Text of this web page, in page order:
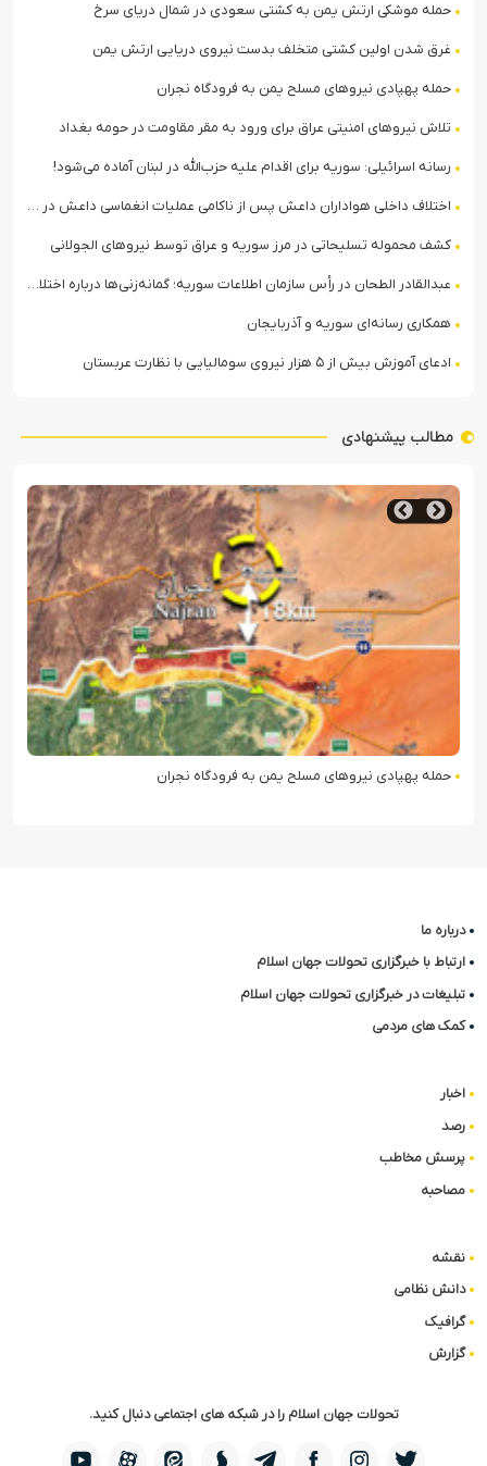
حمله موشکی ارتش یمن به کشتی سعودی در شمال دریای سرخ
غرق شدن اولین کشتی متخلف بدست نیروی دریایی ارتش یمن
حمله پهپادی نیروهای مسلح یمن به فرودگاه نجران
تلاش نیروهای امنیتی عراق برای ورود به مقر مقاومت در حومه بغداد
رسانه اسرائیلی: سوریه برای اقدام علیه حزب‌الله در لبنان آماده می‌شود!
اختلاف داخلی هواداران داعش پس از ناکامی عملیات انغماسی داعش در رقه
کشف محموله تسلیحاتی در مرز سوریه و عراق توسط نیروهای الجولانی
عبدالقادر الطحان در رأس سازمان اطلاعات سوریه؛ گمانه‌زنی‌ها درباره اختلافات در ساختار امنیتی
همکاری رسانه‌ای سوریه و آذربایجان
ادعای آموزش بیش از ۵ هزار نیروی سومالیایی با نظارت عربستان
مطالب پیشنهادی
حمله پهپادی نیروهای مسلح یمن به فرودگاه نجران
درباره ما
ارتباط با خبرگزاری تحولات جهان اسلام
تبلیغات در خبرگزاری تحولات جهان اسلام
کمک های مردمی
اخبار
رصد
پرسش مخاطب
مصاحبه
نقشه
دانش نظامی
گرافیک
گزارش
تحولات جهان اسلام را در شبکه های اجتماعی دنبال کنید.